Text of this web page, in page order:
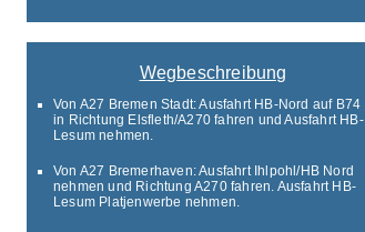
Wegbeschreibung
Von A27 Bremen Stadt: Ausfahrt HB-Nord auf B74
in Richtung Elsfleth/A270 fahren und Ausfahrt HB-
Lesum nehmen.
Von A27 Bremerhaven: Ausfahrt Ihlpohl/HB Nord
nehmen und Richtung A270 fahren. Ausfahrt HB-
Lesum Platjenwerbe nehmen.